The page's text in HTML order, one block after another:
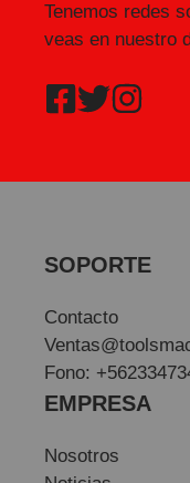
Tenemos redes
veas en nuestro
SOPORTE
Contacto
Fono:
EMPRESA
Nosotros